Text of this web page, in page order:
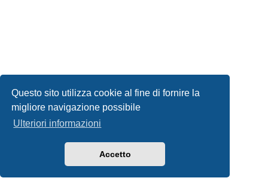
Questo sito utilizza cookie al fine di fornire la
migliore navigazione possibile
Ulteriori informazioni
Accetto